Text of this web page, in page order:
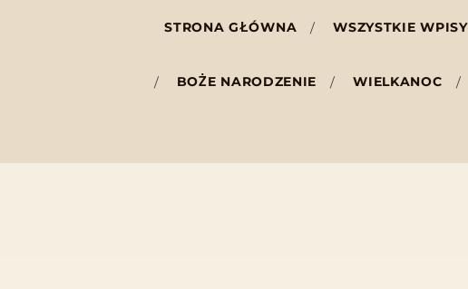
STRONA GŁÓWNA WSZYSTKIE WPISY
BOŻE NARODZENIE WIELKANOC